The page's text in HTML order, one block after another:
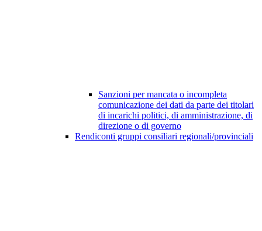
Sanzioni per mancata o incompleta
comunicazione dei dati da parte dei titolari
di incarichi politici, di amministrazione, di
direzione o di governo
Rendiconti gruppi consiliari regionali/provinciali